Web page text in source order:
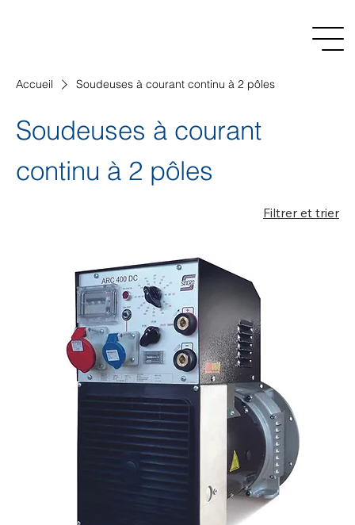
Accueil Soudeuses à courant continu à 2 pôles
Soudeuses à courant
continu à 2 pôles
Filtrer et trier